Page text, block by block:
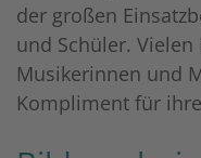
der großen
und Schüler.
Musikerinnen und
Kompliment für